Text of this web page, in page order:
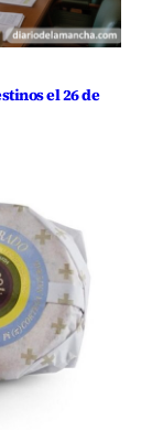
el 26 de